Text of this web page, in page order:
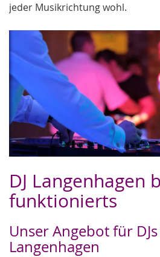
jeder Musikrichtung wohl.
DJ Langenhagen
funktionierts
Unser Angebot für
Langenhagen